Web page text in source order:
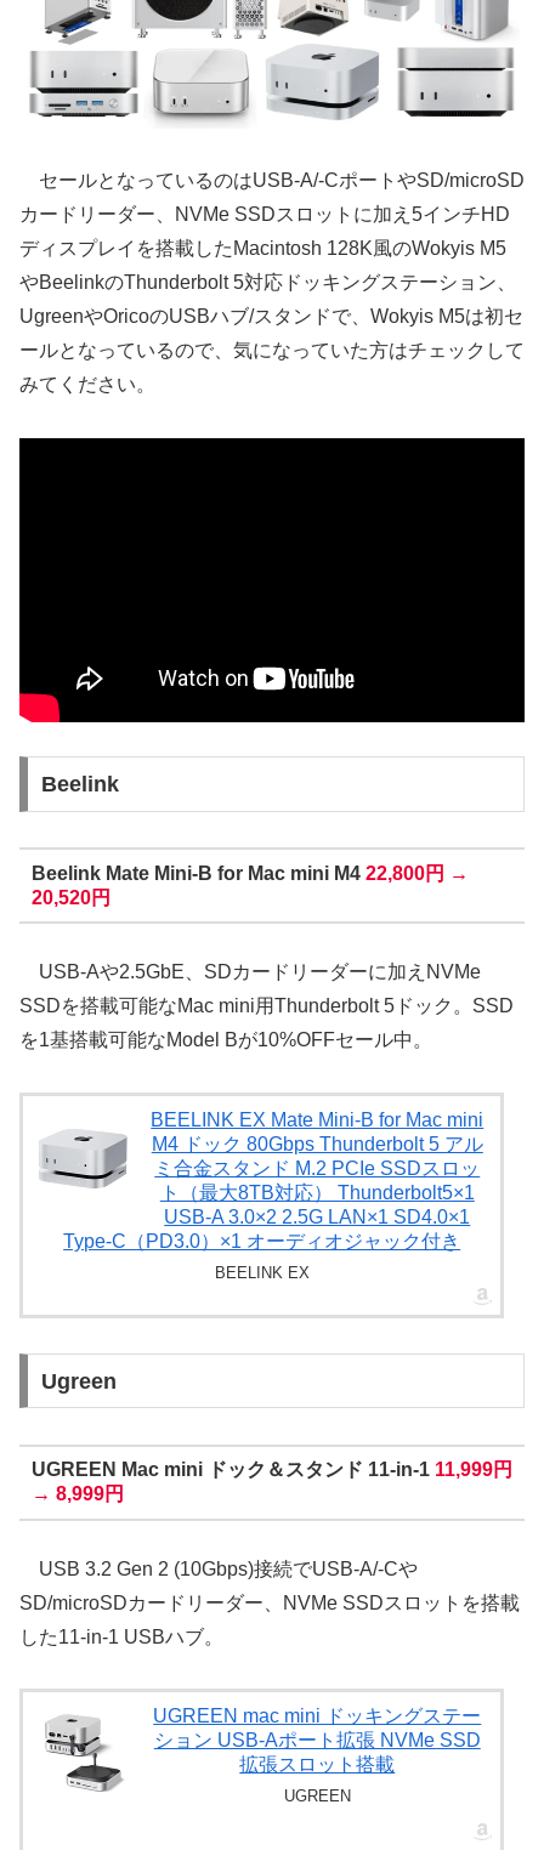
セールとなっているのはUSB-A/-CポートやSD/microSD
カードリーダー、NVMe SSDスロットに加え5インチHD
ディスプレイを搭載したMacintosh 128K風のWokyis M5
やBeelinkのThunderbolt 5対応ドッキングステーション、
UgreenやOricoのUSBハブ/スタンドで、Wokyis M5は初セ
ールとなっているので、気になっていた方はチェックして
みてください。
Beelink
Beelink Mate Mini-B for Mac mini M4 22,800円 →
20,520円
USB-Aや2.5GbE、SDカードリーダーに加えNVMe
SSDを搭載可能なMac mini用Thunderbolt 5ドック。SSD
を1基搭載可能なModel Bが10%OFFセール中。
BEELINK EX Mate Mini-B for Mac mini
M4 ドック 80Gbps Thunderbolt 5 アル
ミ合金スタンド M.2 PCIe SSDスロッ
ト（最大8TB対応） Thunderbolt5×1
USB-A 3.0×2 2.5G LAN×1 SD4.0×1
Type-C（PD3.0）×1 オーディオジャック付き
BEELINK EX
Ugreen
UGREEN Mac mini ドック＆スタンド 11-in-1 11,999円
→ 8,999円
USB 3.2 Gen 2 (10Gbps)接続でUSB-A/-Cや
SD/microSDカードリーダー、NVMe SSDスロットを搭載
した11-in-1 USBハブ。
UGREEN mac mini ドッキングステー
ション USB-Aポート拡張 NVMe SSD
拡張スロット搭載
UGREEN